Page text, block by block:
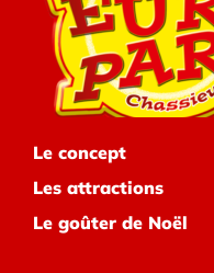
Le concept
Les attractions
Le goûter de Noël